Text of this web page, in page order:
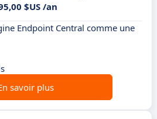
$US /an
Endpoint Central comme une
savoir plus